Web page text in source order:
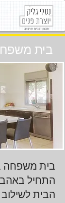
בית
בית משפחה
התחיל
הבית